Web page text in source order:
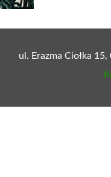
ul. Erazma Ciołka